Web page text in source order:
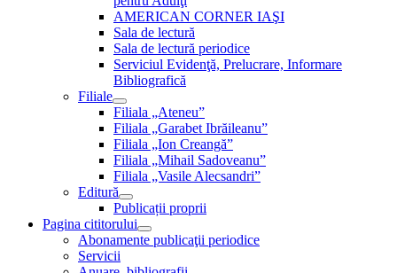
AMERICAN CORNER IAŞI
Sala de lectură
Sala de lectură periodice
Serviciul Evidenţă, Prelucrare, Informare
Bibliografică
Filiale
Filiala „Ateneu”
Filiala „Garabet Ibrăileanu”
Filiala „Ion Creangă”
Filiala „Mihail Sadoveanu”
Filiala „Vasile Alecsandri”
Editură
Publicații proprii
Pagina cititorului
Abonamente publicaţii periodice
Servicii